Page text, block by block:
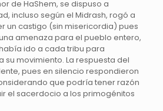
de HaShem, se dispuso a
incluso según el Midrash, rogó a
un castigo (sin misericordia) pues
amenaza para el pueblo entero,
ido a cada tribu para
su movimiento. La respuesta del
pues en silencio respondieron
que podría tener razón
el sacerdocio a los primogénitos